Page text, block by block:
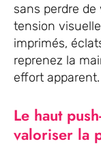
sans perdre
tension
imprimés,
reprenez la
effort apparent.
Le haut
valoriser la